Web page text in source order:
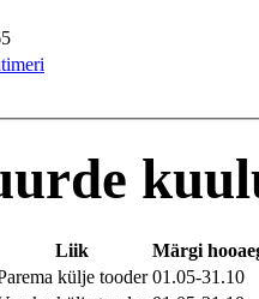
Liik
Märgi
külje tooder 01.05-31.10